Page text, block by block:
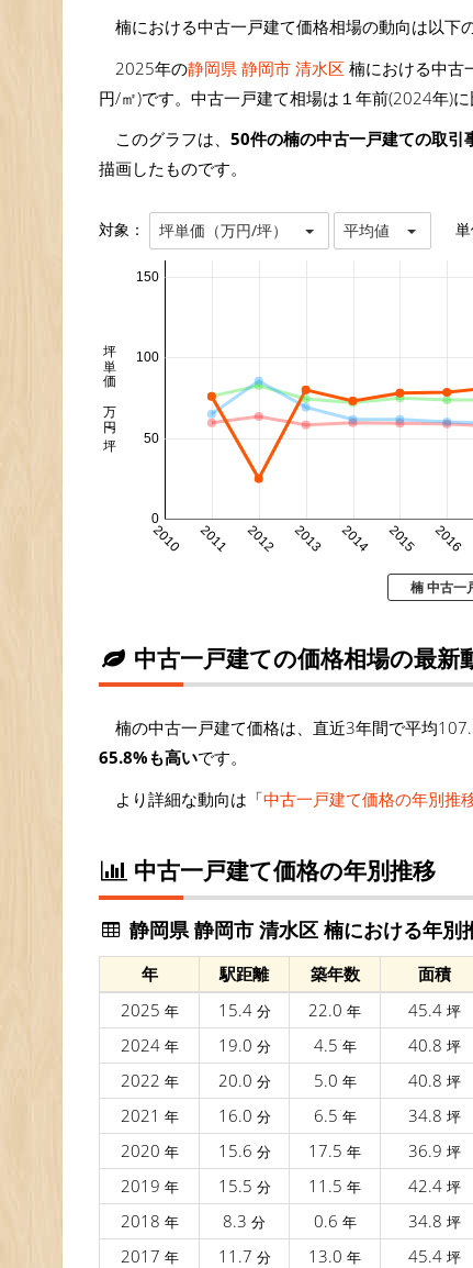
楠における中古一戸建て価格相場の動向は以下
2025年の静岡県 静岡市 清水区 楠における中古
円/㎡)です。中古一戸建て相場は１年前(2024年)に
このグラフは、 50件の楠の中古一戸建ての取引
描画したものです。
対象： 坪単価（万円/坪） 平均値 単
2010 2011 2012 2013 2014 2015 2016
0
50
100
150
坪単価 万円/坪
楠 中古一
中古一戸建ての価格相場の最新
楠の中古一戸建て価格は、直近3年間で平均
65.8%も高いです。
より詳細な動向は「中古一戸建て価格の年別推
中古一戸建て価格の年別推移
静岡県 静岡市 清水区 楠における年別
年 駅距離 築年数 面積
2025 年 15.4 分 22.0 年 45.4 坪
2024 年 19.0 分 4.5 年 40.8 坪
2022 年 20.0 分 5.0 年 40.8 坪
2021 年 16.0 分 6.5 年 34.8 坪
2020 年 15.6 分 17.5 年 36.9 坪
2019 年 15.5 分 11.5 年 42.4 坪
2018 年 8.3 分 0.6 年 34.8 坪
2017 年 11.7 分 13.0 年 45.4 坪